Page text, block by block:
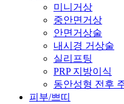
미니거상
중안면거상
안면거상술
내시경 거상술
실리프팅
PRP 지방이식
동안성형 전후
피부/쁘띠